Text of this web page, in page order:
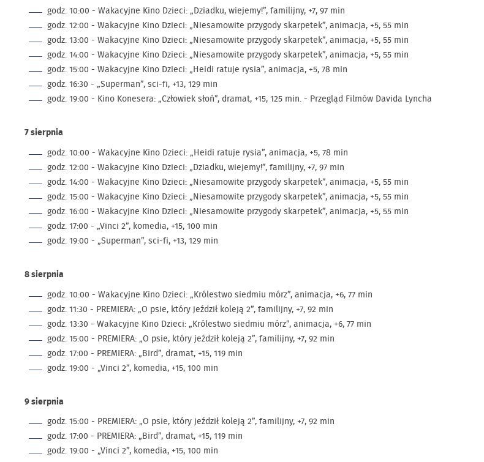
godz. 10:00 - Wakacyjne Kino Dzieci: „Dziadku, wiejemy!”, familijny, +7, 97 min
godz. 12:00 - Wakacyjne Kino Dzieci: „Niesamowite przygody skarpetek”, animacja, +5, 55 min
godz. 13:00 - Wakacyjne Kino Dzieci: „Niesamowite przygody skarpetek”, animacja, +5, 55 min
godz. 14:00 - Wakacyjne Kino Dzieci: „Niesamowite przygody skarpetek”, animacja, +5, 55 min
godz. 15:00 - Wakacyjne Kino Dzieci: „Heidi ratuje rysia”, animacja, +5, 78 min
godz. 16:30 - „Superman”, sci-fi, +13, 129 min
godz. 19:00 - Kino Konesera: „Człowiek słoń”, dramat, +15, 125 min. - Przegląd Filmów Davida Lyncha
7 sierpnia
godz. 10:00 - Wakacyjne Kino Dzieci: „Heidi ratuje rysia”, animacja, +5, 78 min
godz. 12:00 - Wakacyjne Kino Dzieci: „Dziadku, wiejemy!”, familijny, +7, 97 min
godz. 14:00 - Wakacyjne Kino Dzieci: „Niesamowite przygody skarpetek”, animacja, +5, 55 min
godz. 15:00 - Wakacyjne Kino Dzieci: „Niesamowite przygody skarpetek”, animacja, +5, 55 min
godz. 16:00 - Wakacyjne Kino Dzieci: „Niesamowite przygody skarpetek”, animacja, +5, 55 min
godz. 17:00 - „Vinci 2”, komedia, +15, 100 min
godz. 19:00 - „Superman”, sci-fi, +13, 129 min
8 sierpnia
godz. 10:00 - Wakacyjne Kino Dzieci: „Królestwo siedmiu mórz”, animacja, +6, 77 min
godz. 11:30 - PREMIERA: „O psie, który jeździł koleją 2”, familijny, +7, 92 min
godz. 13:30 - Wakacyjne Kino Dzieci: „Królestwo siedmiu mórz”, animacja, +6, 77 min
godz. 15:00 - PREMIERA: „O psie, który jeździł koleją 2”, familijny, +7, 92 min
godz. 17:00 - PREMIERA: „Bird”, dramat, +15, 119 min
godz. 19:00 - „Vinci 2”, komedia, +15, 100 min
9 sierpnia
godz. 15:00 - PREMIERA: „O psie, który jeździł koleją 2”, familijny, +7, 92 min
godz. 17:00 - PREMIERA: „Bird”, dramat, +15, 119 min
godz. 19:00 - „Vinci 2”, komedia, +15, 100 min